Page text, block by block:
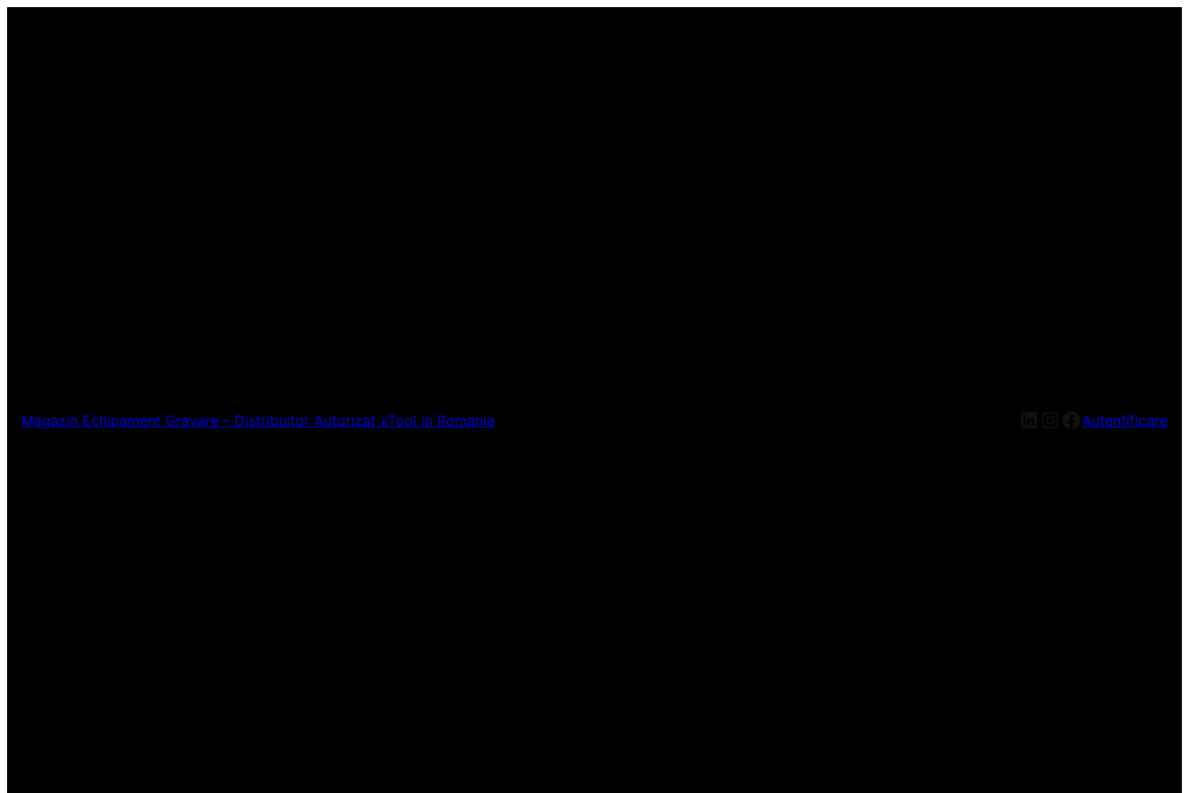
Magazin Echipament Gravare – Distribuitor Autorizat xTool in Romania LinkedIn
Instagram
Facebook
Autentificare